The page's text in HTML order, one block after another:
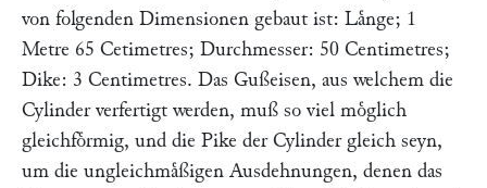
von folgenden Dimensionen gebaut ist: Laͤnge; 1
Metre 65 Cetimetres; Durchmesser: 50 Centimetres;
Dike: 3 Centimetres. Das Gußeisen, aus welchem die
Cylinder verfertigt werden, muß so viel moͤglich
gleichfoͤrmig, und die Pike der Cylinder gleich seyn,
um die ungleichmaͤßigen Ausdehnungen, denen das